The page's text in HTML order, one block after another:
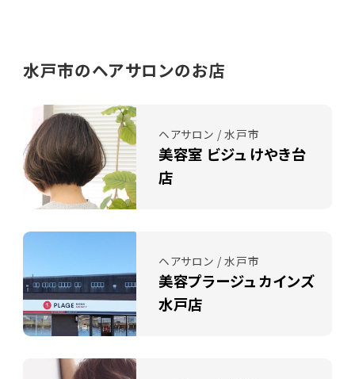
水戸市のヘアサロンのお店
ヘアサロン / 水戸市
美容室 ビジュ けやき台
店
ヘアサロン / 水戸市
美容プラージュ カインズ
水戸店